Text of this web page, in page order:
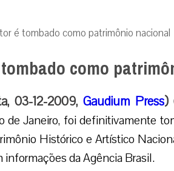
é tombado como patrimônio nacional
como
03-12-2009,Gaudium Press)
de Janeiro, foi definitivamente
Histórico e Artístico
informações da Agência Brasil.